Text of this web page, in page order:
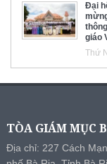
Đại
giáo
Thứ
TÒA GIÁM MỤC
Địa chỉ: 227 Cách